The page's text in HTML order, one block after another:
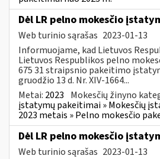
Dėl LR pelno mokesčio
Web turinio sąrašas 2023-01-13
Informuojame, kad Lietuvos
Lietuvos Respublikos pelno
675 31 straipsnio pakeitimo
gruodžio 13 d. Nr. XIV-1664...
Metai: 2023 Mokesčių žinyno
įstatymų pakeitimai » Mokesčių
2023 metais » Pelno mokesčio
Dėl LR pelno mokesčio
Web turinio sąrašas 2023-01-13